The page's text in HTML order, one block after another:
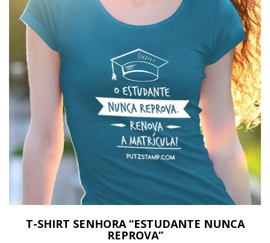
T-SHIRT SENHORA “ESTUDANTE NUNCA
REPROVA”